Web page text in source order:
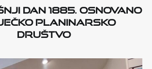
dan 1885. osnovano
planinarsko
društvo